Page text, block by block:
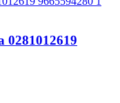
0281012619